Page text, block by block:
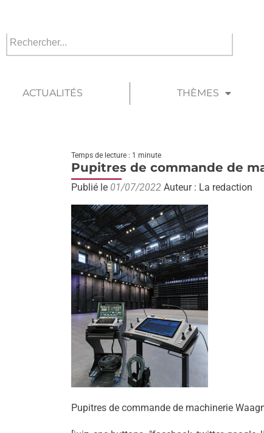
ACTUALITÉS THÈMES
Temps de lecture : 1 minute
Pupitres de commande de
Publié le 01/07/2022 Auteur : La redaction
Pupitres de commande de machinerie